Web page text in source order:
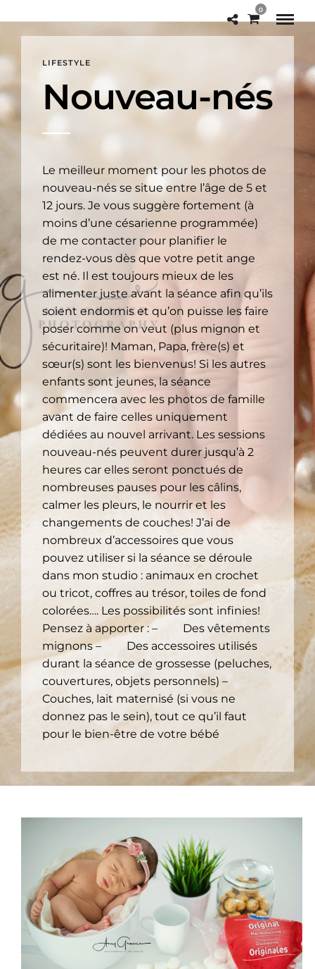
0
LIFESTYLE
Nouveau-nés
Le meilleur moment pour les photos de
nouveau-nés se situe entre l’âge de 5 et
12 jours. Je vous suggère fortement (à
moins d’une césarienne programmée)
de me contacter pour planifier le
rendez-vous dès que votre petit ange
est né. Il est toujours mieux de les
alimenter juste avant la séance afin qu’ils
soient endormis et qu’on puisse les faire
poser comme on veut (plus mignon et
sécuritaire)! Maman, Papa, frère(s) et
sœur(s) sont les bienvenus! Si les autres
enfants sont jeunes, la séance
commencera avec les photos de famille
avant de faire celles uniquement
dédiées au nouvel arrivant. Les sessions
nouveau-nés peuvent durer jusqu’à 2
heures car elles seront ponctués de
nombreuses pauses pour les câlins,
calmer les pleurs, le nourrir et les
changements de couches! J’ai de
nombreux d’accessoires que vous
pouvez utiliser si la séance se déroule
dans mon studio : animaux en crochet
ou tricot, coffres au trésor, toiles de fond
colorées…. Les possibilités sont infinies!
Pensez à apporter : – Des vêtements
mignons – Des accessoires utilisés
durant la séance de grossesse (peluches,
couvertures, objets personnels) –
Couches, lait maternisé (si vous ne
donnez pas le sein), tout ce qu’il faut
pour le bien-être de votre bébé